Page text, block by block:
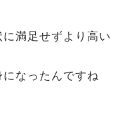
満足せずより高い
なったんですね